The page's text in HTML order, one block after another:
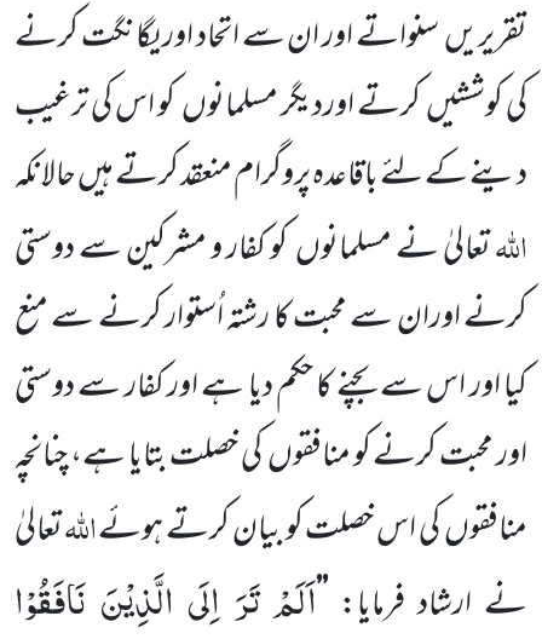
تقریریںسنواتے اور ان سے اتحاد اور یگانگت کرنے
کی کوششیںکرتے اوردیگر مسلمانوںکو اس کی ترغیب
دینے کے لئےباقاعدہ پروگرام منعقد کرتے ہیں حالانکہ
اللّٰہتعالیٰ نے مسلمانوںکو کفار و مشرکین سے دوستی
کرنے اوران سے محبت کارشتہ اُستوار کرنے سے منع
کیا اور اس سے بچنے کا حکم دیا ہے اور کفار سے دوستی
اور محبت کرنے کو منافقوںکی خصلت بتایا ہے، چنانچہ
منافقوںکی اس خصلت کو بیان کرتے ہوئےاللّٰہتعالیٰ
نے ارشاد فرمایا: ’’اَلَمْ تَرَ اِلَى الَّذِیْنَ نَافَقُوْا